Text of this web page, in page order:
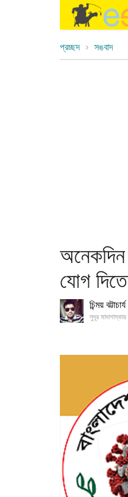
প্রচ্ছদ সঙবাদ
যোগ
চিন্ময় বট্টাচার্য
সুদূর